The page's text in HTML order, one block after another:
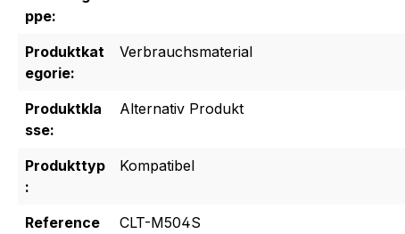
ppe:
Produktkat
egorie:
Verbrauchsmaterial
Produktkla
sse:
Alternativ Produkt
Produkttyp
:
Kompatibel
Reference
CLT-M504S